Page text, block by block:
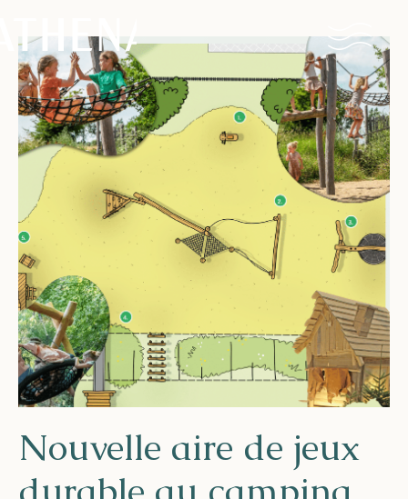
Naturisme
Parcs
Ossendrecht
Le Perron
Helios
Nouvelle aire de jeux